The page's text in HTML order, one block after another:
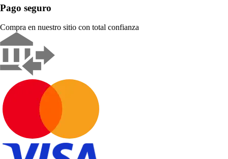
Pago seguro
Compra en nuestro sitio con total confianza